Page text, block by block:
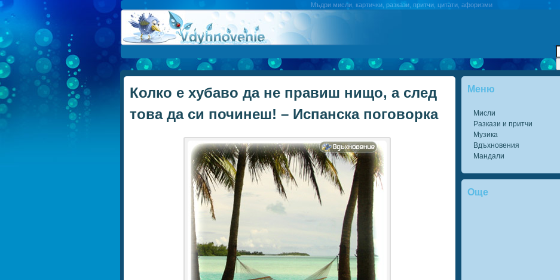
Мъдри мисли, картички, разкази, притчи, цитати, афоризми
Меню
Мисли
Разкази и притчи
Музика
Вдъхновения
Мандали
Още
Колко е хубаво да не правиш нищо, а след
това да си починеш! – Испанска поговорка